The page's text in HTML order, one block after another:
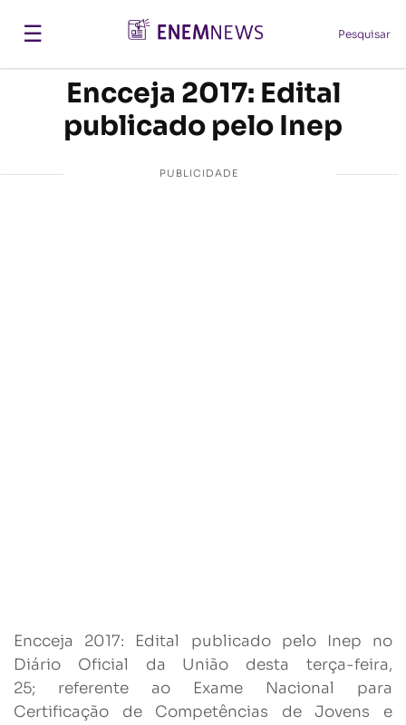
☰ Pesquisar
Encceja 2017: Edital
publicado pelo Inep
Encceja 2017: Edital publicado pelo Inep no
Diário Oficial da União desta terça-feira,
25; referente ao Exame Nacional para
Certificação de Competências de Jovens e